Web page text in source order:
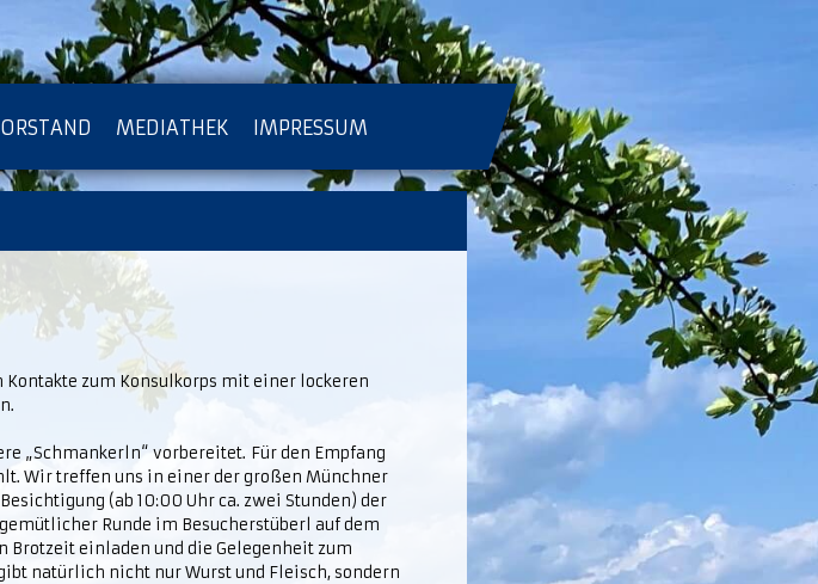
MEDIATHEK IMPRESSUM
zum Konsulkorps mit einer lockeren
„Schmankerln“ vorbereitet. Für den Empfang
Wir treffen uns in einer der großen Münchner
(ab 10:00 Uhr ca. zwei Stunden) der
Runde im Besucherstüberl auf dem
einladen und die Gelegenheit zum
natürlich nicht nur Wurst und Fleisch, sondern